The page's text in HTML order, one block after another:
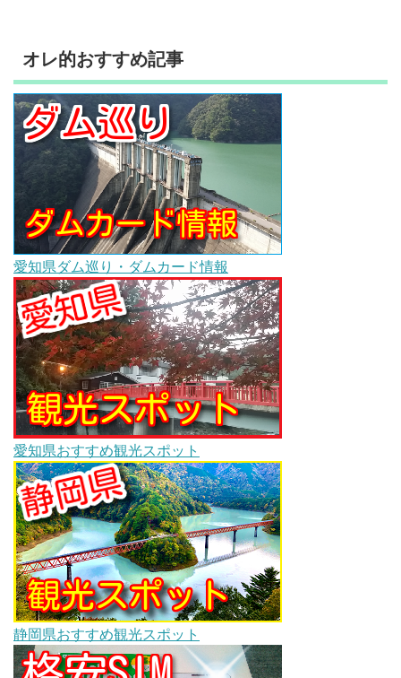
オレ的おすすめ記事
愛知県ダム巡り・ダムカード情報
愛知県おすすめ観光スポット
静岡県おすすめ観光スポット